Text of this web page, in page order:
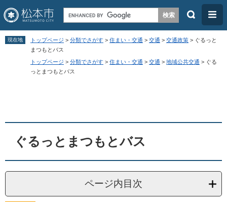
ペ
で
メ
ば
へ
検
メ
ニ
ュ
現在地 トップページ > 分類でさがす > 住まい・交通 > 交通 > 交通政策 > ぐるっと
まつもとバス
トップページ > 分類でさがす > 住まい・交通 > 交通 > 地域公共交通 > ぐる
っとまつもとバス
ぐるっとまつもとバス
ページ内目次